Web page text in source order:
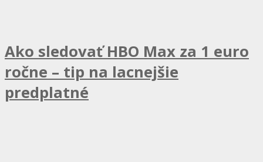
Ako sledovať HBO Max za 1 euro
ročne – tip na lacnejšie
predplatné